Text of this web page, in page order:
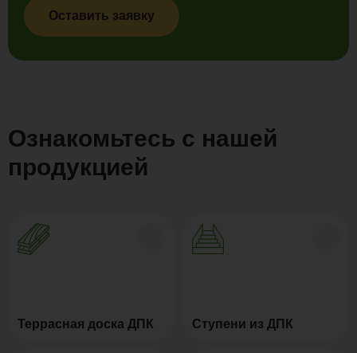
Оставить заявку
Ознакомьтесь с нашей
продукцией
Террасная доска ДПК Ступени из ДПК